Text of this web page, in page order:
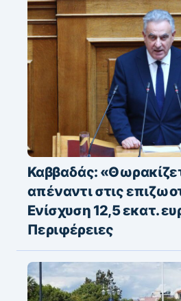
Καββαδάς:
απέναντι στις
Ενίσχυση 12,5 εκατ.
Περιφέρειες